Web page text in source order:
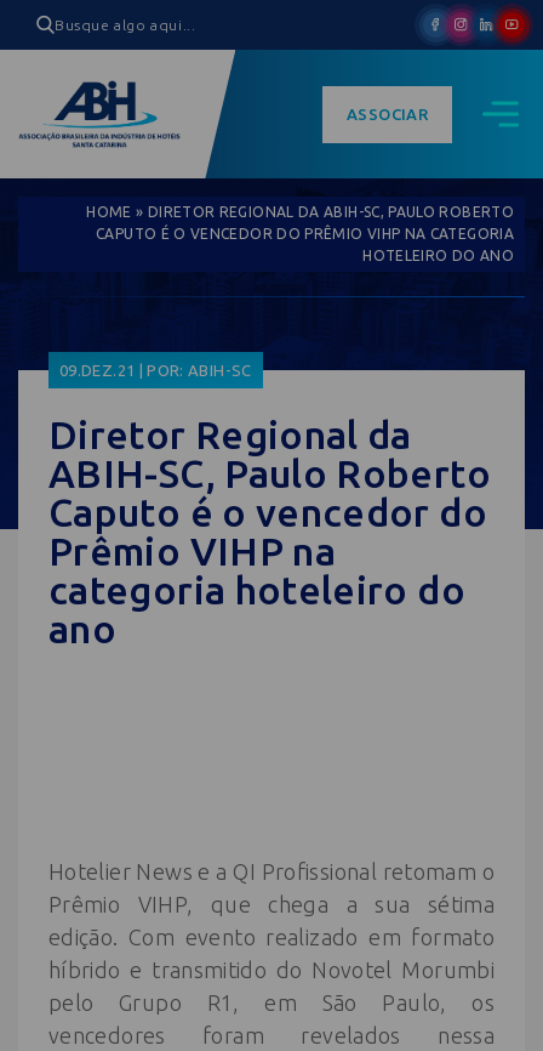
ASSOCIAR
HOME » DIRETOR REGIONAL DA ABIH-SC, PAULO ROBERTO
CAPUTO É O VENCEDOR DO PRÊMIO VIHP NA CATEGORIA
HOTELEIRO DO ANO
09.DEZ.21 | POR: ABIH-SC
Diretor Regional da
ABIH-SC, Paulo Roberto
Caputo é o vencedor do
Prêmio VIHP na
categoria hoteleiro do
ano
Hotelier News e a QI Profissional retomam o
Prêmio VIHP, que chega a sua sétima
edição. Com evento realizado em formato
híbrido e transmitido do Novotel Morumbi
pelo Grupo R1, em São Paulo, os
vencedores foram revelados nessa